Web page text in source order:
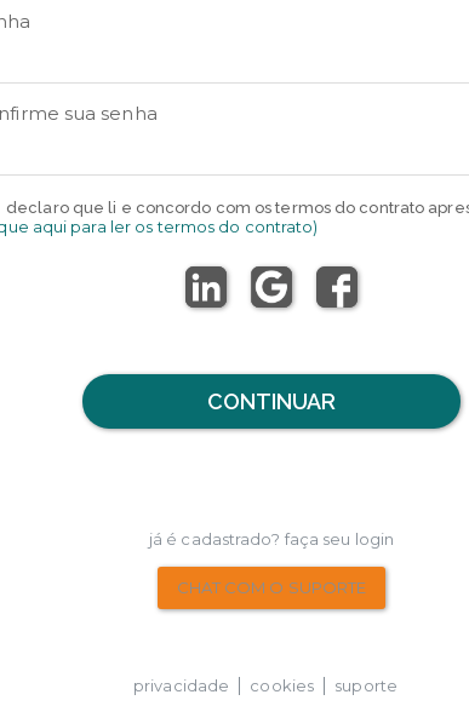
sua senha
declaro que li e concordo com os termos do contrato
aqui para ler os termos do contrato)
CONTINUAR
já é cadastrado? faça seu login
CHAT COM O SUPORTE
privacidade cookies suporte